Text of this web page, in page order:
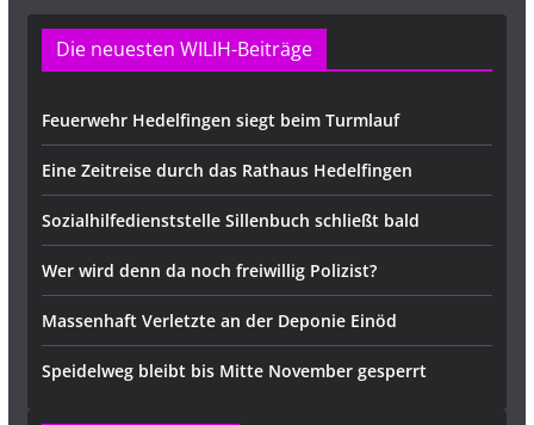
Die neuesten WILIH-Beiträge
Feuerwehr Hedelfingen siegt beim Turmlauf
Eine Zeitreise durch das Rathaus Hedelfingen
Sozialhilfedienststelle Sillenbuch schließt bald
Wer wird denn da noch freiwillig Polizist?
Massenhaft Verletzte an der Deponie Einöd
Speidelweg bleibt bis Mitte November gesperrt